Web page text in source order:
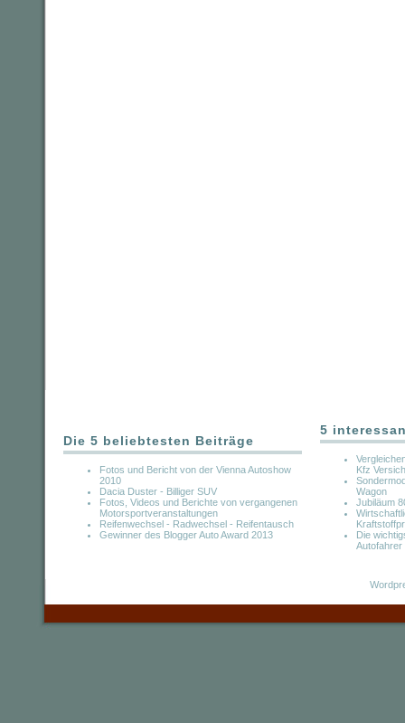
Die 5 beliebtesten Beiträge
Fotos und Bericht von der Vienna Autoshow
2010
Dacia Duster - Billiger SUV
Fotos, Videos und Berichte von vergangenen
Motorsportveranstaltungen
Reifenwechsel - Radwechsel - Reifentausch
Gewinner des Blogger Auto Award 2013
5
Kfz
Wagon
Jubiläum
Die
Autofahrer